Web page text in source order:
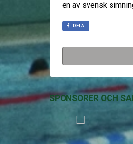
en av svensk
DELA
SPONSORER OCH